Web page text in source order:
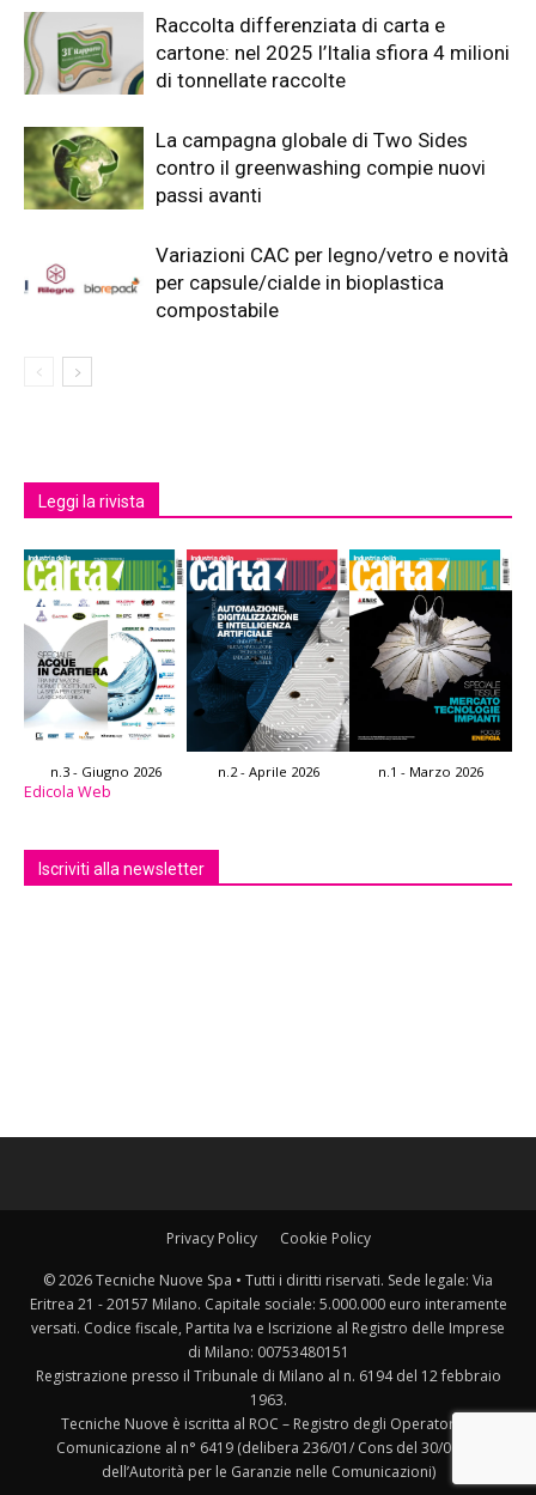
Raccolta differenziata di carta e
cartone: nel 2025 l’Italia sfiora 4 milioni
di tonnellate raccolte
La campagna globale di Two Sides
contro il greenwashing compie nuovi
passi avanti
Variazioni CAC per legno/vetro e novità
per capsule/cialde in bioplastica
compostabile
Leggi la rivista
n.3 - Giugno 2026 n.2 - Aprile 2026 n.1 - Marzo 2026
Edicola Web
Iscriviti alla newsletter
Privacy Policy Cookie Policy
© 2026 Tecniche Nuove Spa • Tutti i diritti riservati. Sede legale: Via
Eritrea 21 - 20157 Milano. Capitale sociale: 5.000.000 euro interamente
versati. Codice fiscale, Partita Iva e Iscrizione al Registro delle Imprese
di Milano: 00753480151
Registrazione presso il Tribunale di Milano al n. 6194 del 12 febbraio
1963.
Tecniche Nuove è iscritta al ROC – Registro degli Operatori di
Comunicazione al n° 6419 (delibera 236/01/ Cons del 30/06/01
dell’Autorità per le Garanzie nelle Comunicazioni)